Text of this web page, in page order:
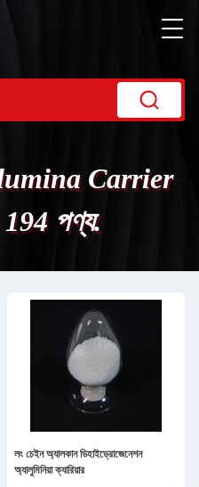
Carrier
পণ্য.
লং চেইন অ্যালকান ডিহাইড্রোজেনেশন
অ্যালুমিনিয়া ক্যারিয়ার